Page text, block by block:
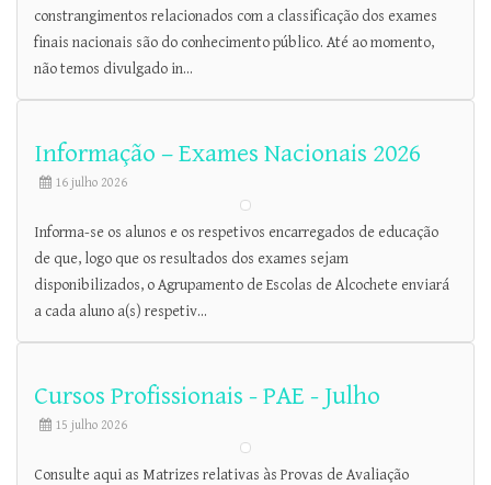
constrangimentos relacionados com a classificação dos exames
finais nacionais são do conhecimento público. Até ao momento,
não temos divulgado in...
Informação – Exames Nacionais 2026
16 julho 2026
Informa-se os alunos e os respetivos encarregados de educação
de que, logo que os resultados dos exames sejam
disponibilizados, o Agrupamento de Escolas de Alcochete enviará
a cada aluno a(s) respetiv...
Cursos Profissionais - PAE - Julho
15 julho 2026
Consulte aqui as Matrizes relativas às Provas de Avaliação